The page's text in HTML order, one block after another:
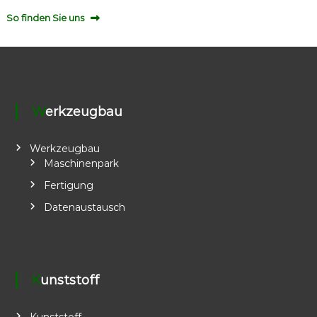
So finden Sie uns
Werkzeugbau
Werkzeugbau
Maschinenpark
Fertigung
Datenaustausch
Kunststoff